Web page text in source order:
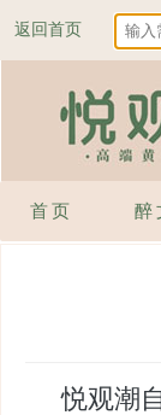
返回首页
首页 醉
悦观潮自